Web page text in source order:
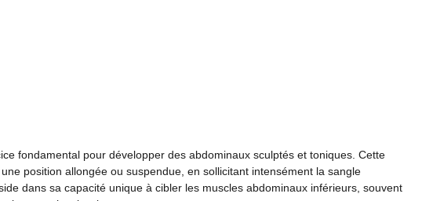
fondamental pour développer des abdominaux sculptés et toniques. Cette
position allongée ou suspendue, en sollicitant intensément la sangle
dans sa capacité unique à cibler les muscles abdominaux inférieurs, souvent